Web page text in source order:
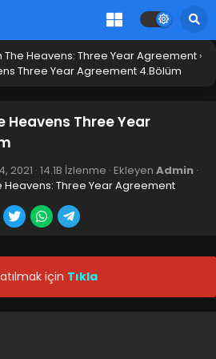
The Heavens: Three Year Agreement ›
Three Year Agreement 4.Bölüm
Heavens Three Year
2021 · 14.1B İzlenme · Ekleyen Admin ·
Heavens: Three Year Agreement
için Tıkla
The Heavens: Three Year
The Heavens Three Year
Through The Heavens Three Year
The Heavens Three Year
- Ocak 9, 2022